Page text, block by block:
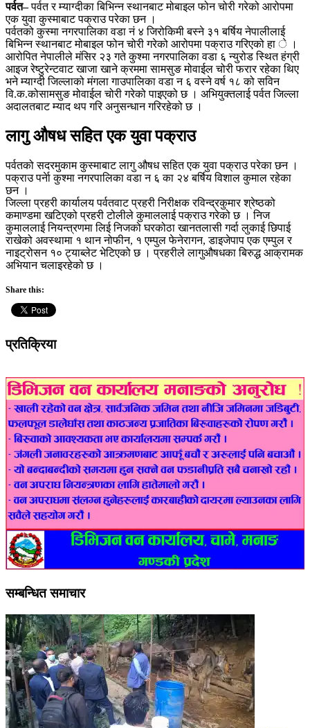
पर्वत–पर्वत र म्याग्दीका बिभिन्न स्थानबाट मोबाइल फोन चोरी गरेको आरोपमा
एक युवा कुस्माबाट पक्राउ परेका छन ।
पर्वतको कुस्मा नगरपालिका वडा नं ४ जिरोकिमी बस्ने ३१ बर्षिय नेपालीलाई
बिभिन्न स्थानबाट मोबाइल फोन चोरी गरेको आरोपमा पक्राउ गरिएको हा े ।
आरोपित नेपालीले मंसिर २३ गते कुश्मा नगरपालिका वडा ६ न्युरोड स्थित हंग्री
आइज रेष्टुरेन्टवाट खाजा खाने क्रममा सामसुङ मोवाईल चोरी फरार रहेका थिए
भने म्याग्दी जिल्लाको मंगला गाउपालिका वडा न ६ वस्ने वर्ष १८ को सविन
वि.क.कोसामसुङ मोवाईल चोरी गरेको पाइएको छ । अभियुक्तलाई पर्वत जिल्ला
अदालतबाट म्याद थप गरि अनुसन्धान गरिरहेको छ ।
लागु औषध सहित एक युवा पक्राउ
पर्वतको सदरमुकाम कुस्माबाट लागु औषध सहित एक युवा पक्राउ परेका छन ।
पक्राउ पर्नेा कुश्मा नगरपालिका वडा न ६ का २४ बर्षिय विशाल कुमाल रहेका
छन ।
जिल्ला प्रहरी कार्यालय पर्वतवाट प्रहरी निरीक्षक रविन्द्रकुमार श्रेष्ठको
कमाण्डमा खटिएको प्रहरी टोलीले कुमाललाई पक्राउ गरेको छ । निज
कुमाललाई नियन्त्रणमा लिई निजको घरकोठा खानतलासी गर्दा लुकाई छिपाई
राखेको अवस्थामा १ थान नोफीन, १ एम्पुल फेनेरागन, डाइजेपाप एक एम्पुल र
नाइट्रोसन १० ट्याब्लेट भेटिएको छ । प्रहरीले लागुऔषधका बिरुद्ध आक्रामक
अभियान चलाइरहेको छ ।
Share this:
प्रतिक्रिया
सम्बन्धित समाचार